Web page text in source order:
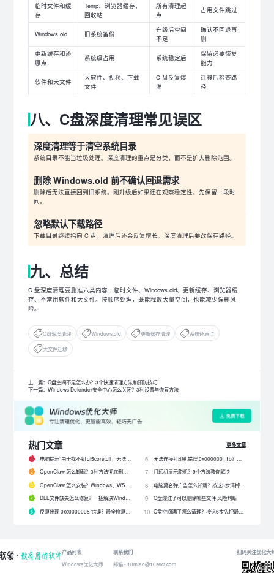
临时文件和缓
存
Temp、浏览器缓存、
回收站
所有清理起
点
占用文件跳过
Windows.old 旧系统备份
升级后空间
不足
确认不回退再
删
更新缓存和还
原点
系统级占用 系统稳定后
保留必要恢复
能力
软件和大文件
大软件、视频、下载
文件
C 盘反复爆
满
迁移后检查路
径
八、C盘深度清理常见误区
深度清理等于清空系统目录
系统目录不能当垃圾处理。深度清理的重点是分类，而不是扩大删除范围。
删除 Windows.old 前不确认回退需求
删除后无法直接回到旧系统。刚升级后如果还在观察稳定性，先保留一段时
间。
忽略默认下载路径
下载目录继续指向 C 盘，清理后还会反复增长。深度清理后要改保存路径。
九、总结
C 盘深度清理要删准六类内容：临时文件、Windows.old、更新缓存、浏览器缓
存、不常用软件和大文件。按顺序处理，既能释放大量空间，也能减少误删风
险。
C盘深度清理 Windows.old 更新缓存清理 系统还原点
大文件迁移
上一篇：C盘空间不足怎么办？3个快速清理方法和预防技巧
下一篇：Windows Defender安全中心怎么关闭？3种设置与恢复方法
热门文章
更多文章
电脑提示“由于找不到 qt5core.dll，无法继续执行代码”？4 招快速修复！
OpenClaw 怎么卸载？3种方法彻底删除 OpenClaw 及残留数据
OpenClaw 怎么安装？Windows、WSL2 和网关配置完整教程
DLL文件缺失怎么修复？一招解决Windows启动报错问题！
反复出现 0xc0000005 错误？最全修复教程来了！
6
7 打印机显示脱机？9个方法教你解决
8
9 C盘爆红了可以删除哪些文件 风险判断
10
产品列表
Windows优化大师
联系我们
邮箱 - 10miao@10sect.com
扫码关注优化大